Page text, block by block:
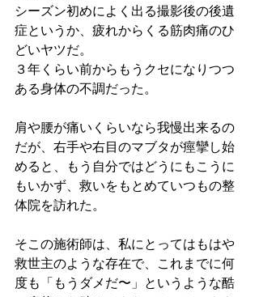
シーズン初めによく出る撮影後の後遺
症というか、疲れからくる筋肉痛のひ
どいヤツだ。
３年くらい前からもうクセになりつつ
ある身体の不調だった。
肩や腰が痛いくらいなら我慢出来るの
だが、右手や右目のマブタが痙攣し始
めると、もう自分ではどうにもこうに
もいかず、救いをもとめていつもの整
体院を訪れた。
そこの施術師は、私にとってはもはや
救世主のような存在で、これまでに何
度も「もうダメだ〜」というような酷